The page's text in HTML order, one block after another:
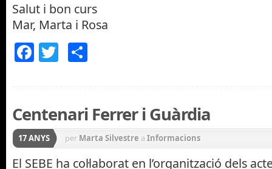
Salut i bon curs
Mar, Marta i Rosa
Facebook
Twitter
Centenari Ferrer i Guàrdia
17 ANYS per Marta Silvestre a Informacions
El SEBE ha col·laborat en l’organització dels